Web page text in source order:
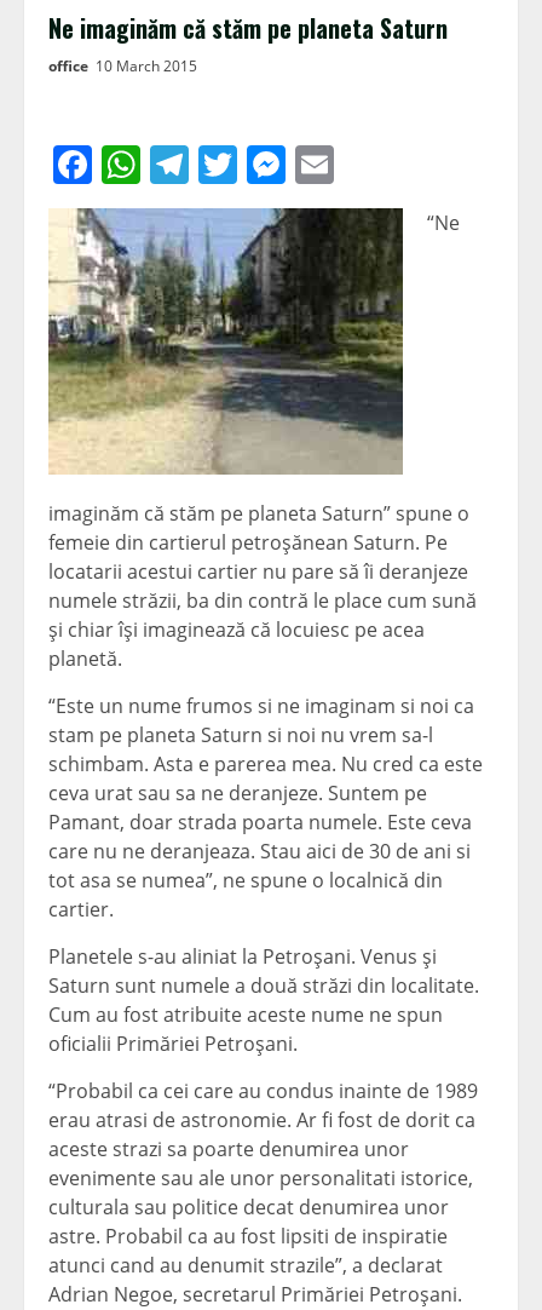
Ne imaginăm că stăm pe planeta Saturn
office 10 March 2015
Facebook
WhatsApp
Telegram
TwitterMessenger
“Ne
imaginăm că stăm pe planeta Saturn” spune o
femeie din cartierul petroşănean Saturn. Pe
locatarii acestui cartier nu pare să îi deranjeze
numele străzii, ba din contră le place cum sună
şi chiar îşi imaginează că locuiesc pe acea
planetă.
“Este un nume frumos si ne imaginam si noi ca
stam pe planeta Saturn si noi nu vrem sa-l
schimbam. Asta e parerea mea. Nu cred ca este
ceva urat sau sa ne deranjeze. Suntem pe
Pamant, doar strada poarta numele. Este ceva
care nu ne deranjeaza. Stau aici de 30 de ani si
tot asa se numea”, ne spune o localnică din
cartier.
Planetele s-au aliniat la Petroşani. Venus şi
Saturn sunt numele a două străzi din localitate.
Cum au fost atribuite aceste nume ne spun
oficialii Primăriei Petroşani.
“Probabil ca cei care au condus inainte de 1989
erau atrasi de astronomie. Ar fi fost de dorit ca
aceste strazi sa poarte denumirea unor
evenimente sau ale unor personalitati istorice,
culturala sau politice decat denumirea unor
astre. Probabil ca au fost lipsiti de inspiratie
atunci cand au denumit strazile”, a declarat
Adrian Negoe, secretarul Primăriei Petroşani.